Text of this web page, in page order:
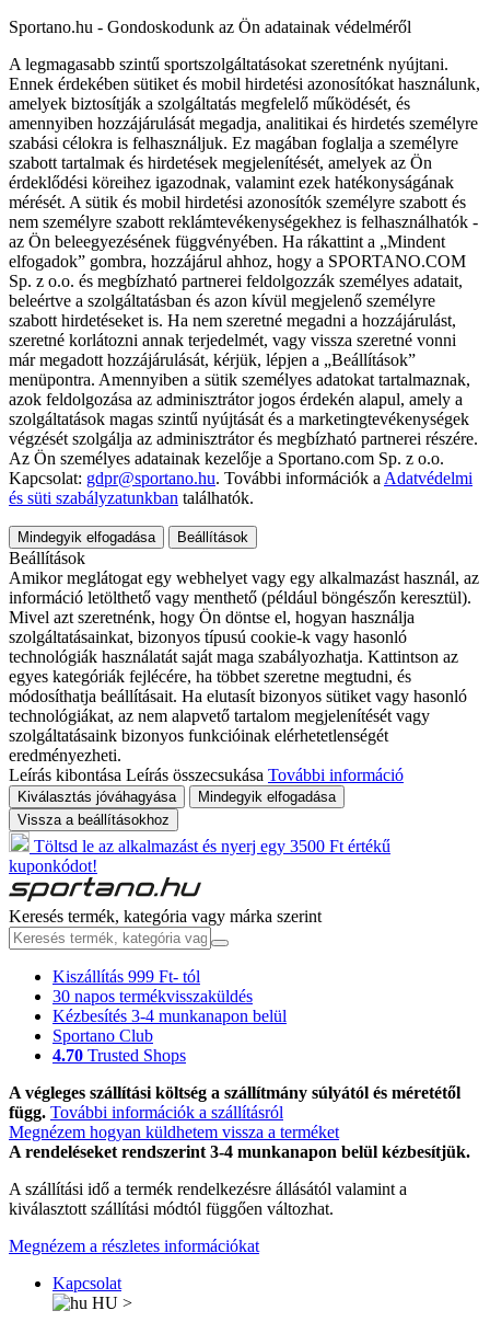
Sportano.hu - Gondoskodunk az Ön adatainak védelméről
A legmagasabb szintű sportszolgáltatásokat szeretnénk nyújtani.
Ennek érdekében sütiket és mobil hirdetési azonosítókat használunk,
amelyek biztosítják a szolgáltatás megfelelő működését, és
amennyiben hozzájárulását megadja, analitikai és hirdetés személyre
szabási célokra is felhasználjuk. Ez magában foglalja a személyre
szabott tartalmak és hirdetések megjelenítését, amelyek az Ön
érdeklődési köreihez igazodnak, valamint ezek hatékonyságának
mérését. A sütik és mobil hirdetési azonosítók személyre szabott és
nem személyre szabott reklámtevékenységekhez is felhasználhatók -
az Ön beleegyezésének függvényében. Ha rákattint a „Mindent
elfogadok” gombra, hozzájárul ahhoz, hogy a SPORTANO.COM
Sp. z o.o. és megbízható partnerei feldolgozzák személyes adatait,
beleértve a szolgáltatásban és azon kívül megjelenő személyre
szabott hirdetéseket is. Ha nem szeretné megadni a hozzájárulást,
szeretné korlátozni annak terjedelmét, vagy vissza szeretné vonni
már megadott hozzájárulását, kérjük, lépjen a „Beállítások”
menüpontra. Amennyiben a sütik személyes adatokat tartalmaznak,
azok feldolgozása az adminisztrátor jogos érdekén alapul, amely a
szolgáltatások magas szintű nyújtását és a marketingtevékenységek
végzését szolgálja az adminisztrátor és megbízható partnerei részére.
Az Ön személyes adatainak kezelője a Sportano.com Sp. z o.o.
Kapcsolat: gdpr@sportano.hu. További információk a Adatvédelmi
és süti szabályzatunkban találhatók.
Mindegyik elfogadása Beállítások
Beállítások
Amikor meglátogat egy webhelyet vagy egy alkalmazást használ, az
információ letölthető vagy menthető (például böngészőn keresztül).
Mivel azt szeretnénk, hogy Ön döntse el, hogyan használja
szolgáltatásainkat, bizonyos típusú cookie-k vagy hasonló
technológiák használatát saját maga szabályozhatja. Kattintson az
egyes kategóriák fejlécére, ha többet szeretne megtudni, és
módosíthatja beállításait. Ha elutasít bizonyos sütiket vagy hasonló
technológiákat, az nem alapvető tartalom megjelenítését vagy
szolgáltatásaink bizonyos funkcióinak elérhetetlenségét
eredményezheti.
Leírás kibontása Leírás összecsukása További információ
Kiválasztás jóváhagyása
Mindegyik elfogadása
Vissza a beállításokhoz
Töltsd le az alkalmazást és nyerj egy 3500 Ft értékű
kuponkódot!
Keresés termék, kategória vagy márka szerint
Kiszállítás 999 Ft- tól
30 napos termékvisszaküldés
Kézbesítés 3-4 munkanapon belül
Sportano Club
4.70 Trusted Shops
A végleges szállítási költség a szállítmány súlyától és méretétől
függ. További információk a szállításról
Megnézem hogyan küldhetem vissza a terméket
A rendeléseket rendszerint 3-4 munkanapon belül kézbesítjük.
A szállítási idő a termék rendelkezésre állásától valamint a
kiválasztott szállítási módtól függően változhat.
Megnézem a részletes információkat
Kapcsolat
HU >